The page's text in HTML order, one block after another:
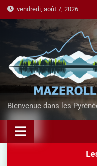
vendredi, août 7, 2026
Bienvenue dans les